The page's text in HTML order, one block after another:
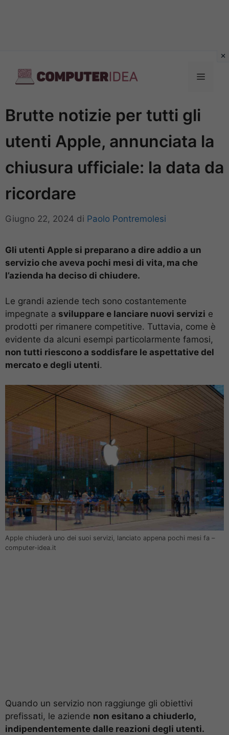
contenuto
Menu
Brutte notizie per tutti gli
utenti Apple, annunciata la
chiusura ufficiale: la data da
ricordare
Giugno 22, 2024 di Paolo Pontremolesi
Gli utenti Apple si preparano a dire addio a un
servizio che aveva pochi mesi di vita, ma che
l’azienda ha deciso di chiudere.
Le grandi aziende tech sono costantemente
impegnate a sviluppare e lanciare nuovi servizi e
prodotti per rimanere competitive. Tuttavia, come è
evidente da alcuni esempi particolarmente famosi,
non tutti riescono a soddisfare le aspettative del
mercato e degli utenti.
Apple chiuderà uno dei suoi servizi, lanciato appena pochi mesi fa –
computer-idea.it
Quando un servizio non raggiunge gli obiettivi
prefissati, le aziende non esitano a chiuderlo,
indipendentemente dalle reazioni degli utenti.